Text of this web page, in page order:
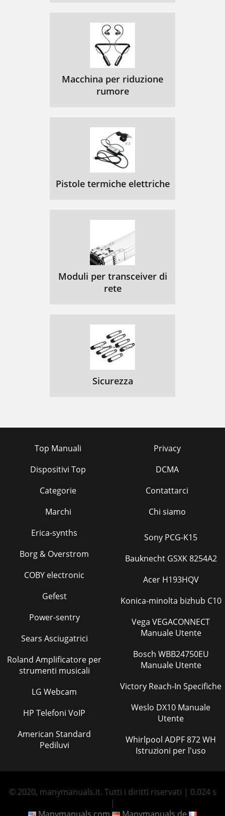
Macchina per riduzione
rumore
Pistole termiche elettriche
Moduli per transceiver di
rete
Sicurezza
Top Manuali
Dispositivi Top
Categorie
Marchi
Privacy
DCMA
Contattarci
Chi siamo
Erica-synths
Borg & Overstrom
COBY electronic
Gefest
Power-sentry
Sears Asciugatrici
Roland Amplificatore per
strumenti musicali
LG Webcam
HP Telefoni VoIP
American Standard
Pediluvi
Sony PCG-K15
Bauknecht GSXK 8254A2
Acer H193HQV
Konica-minolta bizhub C10
Vega VEGACONNECT
Manuale Utente
Bosch WBB24750EU
Manuale Utente
Victory Reach-In Specifiche
Weslo DX10 Manuale
Utente
Whirlpool ADPF 872 WH
Istruzioni per l'uso
© 2020, manymanuals.it. Tutti i diritti riservati | 0.024 s
|